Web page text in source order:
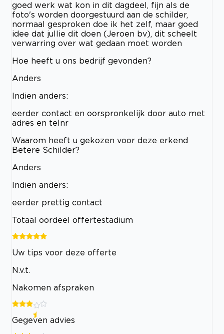
goed werk wat kon in dit dagdeel, fijn als de
foto's worden doorgestuurd aan de schilder,
normaal gesproken doe ik het zelf, maar goed
idee dat jullie dit doen (Jeroen bv), dit scheelt
verwarring over wat gedaan moet worden
Hoe heeft u ons bedrijf gevonden?
Anders
Indien anders:
eerder contact en oorspronkelijk door auto met
adres en telnr
Waarom heeft u gekozen voor deze erkend
Betere Schilder?
Anders
Indien anders:
eerder prettig contact
Totaal oordeel offertestadium
Uw tips voor deze offerte
N.v.t.
Nakomen afspraken
Gegeven advies